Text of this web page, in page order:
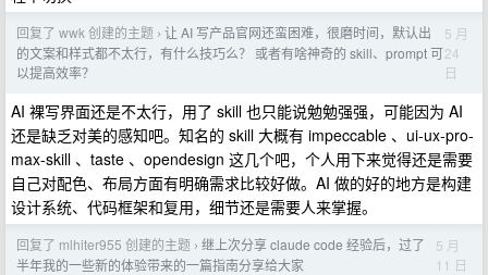
回复了 wwk 创建的主题 › 让 AI 写产品官网还蛮困难，很磨时间，默认出
的文案和样式都不太行，有什么技巧么？ 或者有啥神奇的 skill、prompt 可
以提高效率？
5 月
24
日
AI 裸写界面还是不太行，用了 skill 也只能说勉勉强强，可能因为 AI
还是缺乏对美的感知吧。知名的 skill 大概有 impeccable 、ui-ux-pro-
max-skill 、taste 、opendesign 这几个吧，个人用下来觉得还是需要
自己对配色、布局方面有明确需求比较好做。AI 做的好的地方是构建
设计系统、代码框架和复用，细节还是需要人来掌握。
回复了 mlhiter955 创建的主题 › 继上次分享 claude code 经验后，过了
半年我的一些新的体验带来的一篇指南分享给大家
5 月
11 日